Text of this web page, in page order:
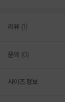
리뷰 (1)
문의 (0)
사이즈 정보